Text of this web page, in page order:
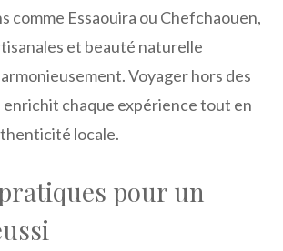
comme Essaouira ou Chefchaouen,
et beauté naturelle
Voyager hors des
chaque expérience tout en
locale.
pour un